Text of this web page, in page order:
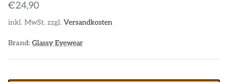
€24,90
inkl. MwSt. zzgl. Versandkosten
Brand: Glassy Eyewear